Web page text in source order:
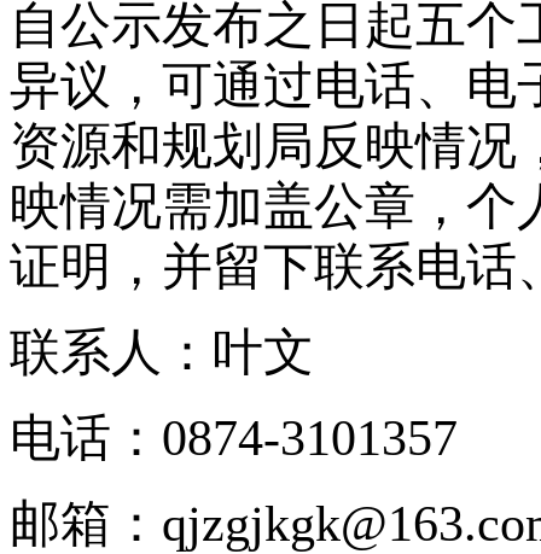
自公示发布之日起五
异议，可通过电话、电
资源和规划局反映情况
映情况需加盖公章，个
证明，并留下联系电话
联系人：叶文
电话：0874-3101357
邮箱：